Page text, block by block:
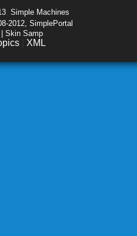
Simple Machines
2012, SimplePortal
Skin Samp
XML